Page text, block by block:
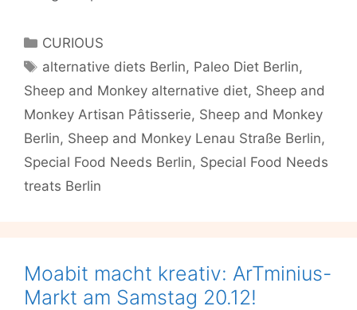
in
healthy
treats
from
and
Categories
CURIOUS
Tags
alternative diets Berlin, Paleo Diet Berlin,
Sheep and Monkey alternative diet, Sheep and
Monkey Artisan Pâtisserie, Sheep and Monkey
Berlin, Sheep and Monkey Lenau Straße Berlin,
Special Food Needs Berlin, Special Food Needs
treats Berlin
Moabit macht kreativ: ArTminius-
Markt am Samstag 20.12!